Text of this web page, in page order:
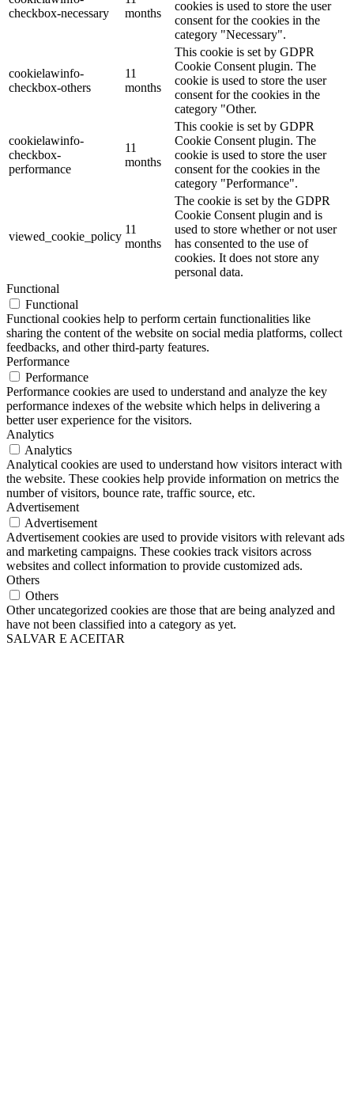
checkbox-necessary
months
cookies is used to store the user
consent for the cookies in the
category "Necessary".
cookielawinfo-
checkbox-others
11
months
This cookie is set by GDPR
Cookie Consent plugin. The
cookie is used to store the user
consent for the cookies in the
category "Other.
cookielawinfo-
checkbox-
performance
11
months
This cookie is set by GDPR
Cookie Consent plugin. The
cookie is used to store the user
consent for the cookies in the
category "Performance".
viewed_cookie_policy
11
months
The cookie is set by the GDPR
Cookie Consent plugin and is
used to store whether or not user
has consented to the use of
cookies. It does not store any
personal data.
Functional
Functional
Functional cookies help to perform certain functionalities like
sharing the content of the website on social media platforms, collect
feedbacks, and other third-party features.
Performance
Performance
Performance cookies are used to understand and analyze the key
performance indexes of the website which helps in delivering a
better user experience for the visitors.
Analytics
Analytics
Analytical cookies are used to understand how visitors interact with
the website. These cookies help provide information on metrics the
number of visitors, bounce rate, traffic source, etc.
Advertisement
Advertisement
Advertisement cookies are used to provide visitors with relevant ads
and marketing campaigns. These cookies track visitors across
websites and collect information to provide customized ads.
Others
Others
Other uncategorized cookies are those that are being analyzed and
have not been classified into a category as yet.
SALVAR E ACEITAR